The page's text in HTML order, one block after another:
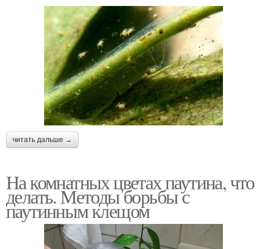
читать дальше →
На комнатных цветах паутина, что
делать. Методы борьбы с
паутинным клещом